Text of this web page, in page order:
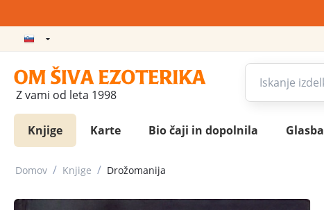
Z vami od leta 1998
Knjige Karte Bio čaji in dopolnila Glasba
Domov / Knjige / Drožomanija